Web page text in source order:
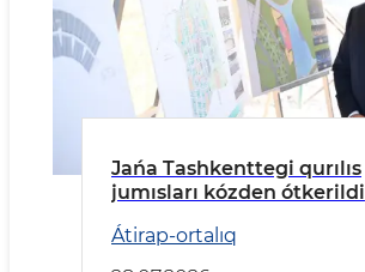
Jańa Tashkenttegi qurılıs
jumısları kózden ótkerildi
Átirap-ortalıq